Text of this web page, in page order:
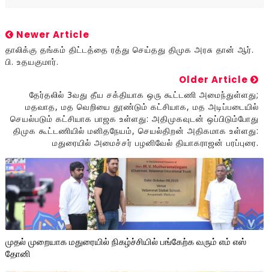
Newer Article
தாலிக்கு தங்கம் திட்டத்தை ரத்து செய்தது திமுக அரசு தான் ஆர்.
பி. உதயகுமார்.
Older Article
தேர்தலில் 3வது தீய சக்தியாக ஒரு கூட்டணி அமைந்துள்ளது;
மதவாத, மத வெறியை தூண்டும் கட்சியாக, மத அடிப்படையில்
செயல்படும் கட்சியாக பாஜக உள்ளது: அதிமுகவுடன் ஒப்பிடும்போது
திமுக கூட்டணியில் மனிதநேயம், செயல்திறன் அதிகமாக உள்ளது:
மதுரையில் அமைச்சர் பழனிவேல் தியாகராஜன் பரப்புரை.
முதல் முறையாக மதுரையில் நிகழ்ச்சியில் பங்கேற்க வரும் எம் எஸ்
தோனி